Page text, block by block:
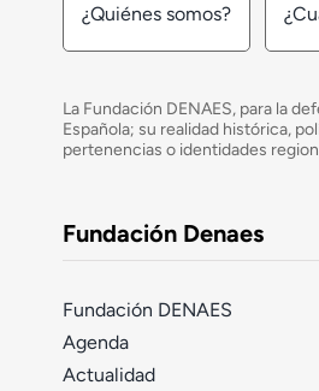
¿Quiénes somos?
La Fundación DENAES, para la
Española; su realidad histórica,
pertenencias o identidades
Fundación Denaes
Fundación DENAES
Agenda
Actualidad